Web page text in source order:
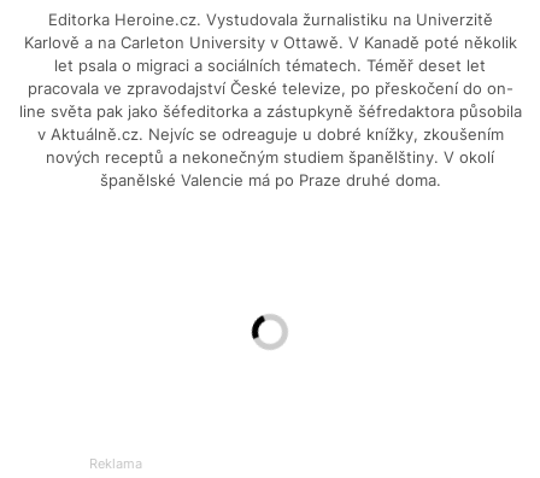
Editorka Heroine.cz. Vystudovala žurnalistiku na Univerzitě
Karlově a na Carleton University v Ottawě. V Kanadě poté několik
let psala o migraci a sociálních tématech. Téměř deset let
pracovala ve zpravodajství České televize, po přeskočení do on-
line světa pak jako šéfeditorka a zástupkyně šéfredaktora působila
v Aktuálně.cz. Nejvíc se odreaguje u dobré knížky, zkoušením
nových receptů a nekonečným studiem španělštiny. V okolí
španělské Valencie má po Praze druhé doma.